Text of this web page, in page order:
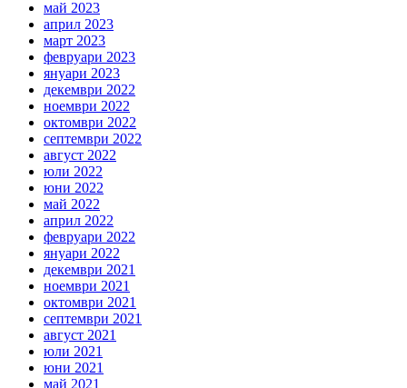
май 2023
април 2023
март 2023
февруари 2023
януари 2023
декември 2022
ноември 2022
октомври 2022
септември 2022
август 2022
юли 2022
юни 2022
май 2022
април 2022
февруари 2022
януари 2022
декември 2021
ноември 2021
октомври 2021
септември 2021
август 2021
юли 2021
юни 2021
май 2021